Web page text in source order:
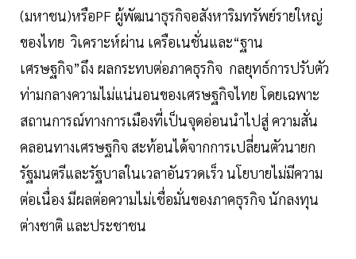
(มหาชน)หรือPF ผู้พัฒนาธุรกิจอสังหาริมทรัพย์รายใหญ่
ของไทย วิเคราะห์ผ่าน เครือเนชั่นและ“ฐาน
เศรษฐกิจ”ถึง ผลกระทบต่อภาคธุรกิจ กลยุทธ์การปรับตัว
ท่ามกลางความไม่แน่นอนของเศรษฐกิจไทย โดยเฉพาะ
สถานการณ์ทางการเมืองที่เป็นจุดอ่อนนำไปสู่ ความสั่น
คลอนทางเศรษฐกิจ สะท้อนได้จากการเปลี่ยนตัวนายก
รัฐมนตรีและรัฐบาลในเวลาอันรวดเร็ว นโยบายไม่มีความ
ต่อเนื่อง มีผลต่อความไม่เชื่อมั่นของภาคธุรกิจ นักลงทุน
ต่างชาติ และประชาชน